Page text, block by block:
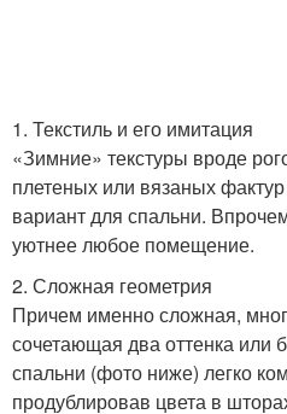
1. Текстиль и его имитация
«Зимние» текстуры вроде
плетеных или вязаных
вариант для спальни.
уютнее любое помещение.
2. Сложная геометрия
Причем именно сложная,
сочетающая два оттенка или
спальни (фото ниже) легко
продублировав цвета в